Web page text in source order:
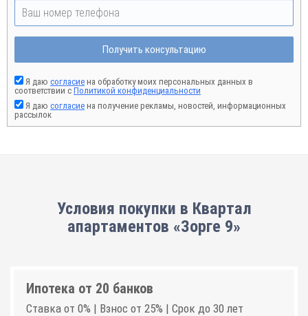
Получить консультацию
Я даю согласие на обработку моих персональных данных в
соответствии с Политикой конфиденциальности
Я даю согласие на получение рекламы, новостей, информационных
рассылок
Условия покупки в Квартал
апартаментов «Зорге 9»
Ипотека от 20 банков
Ставка от 0% | Взнос от 25% | Срок до 30 лет